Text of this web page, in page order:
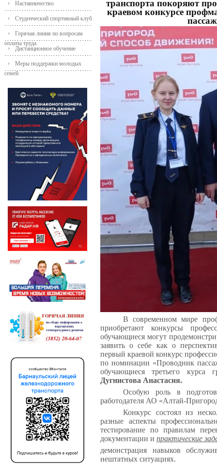
Наставничество
Студенческий спортивный клуб
Горячая линия по вопросам
оплаты труда
Дистанционное обучение
Меры поддержки молодых
семей
транспорта покоряют
краевом конкурсе
В современном мире
приобретают конкурсы
обучающиеся могут
заявить о себе как о
первый краевой конкурс
по номинации «Проводник
обучающиеся третьего
Дугнистова Анастасия.
Особую роль в
работодателя АО «Алтай-
Конкурс состоял из
разные аспекты
тестирование по правилам
документации и практические
демонстрация навыков
нештатных ситуациях.